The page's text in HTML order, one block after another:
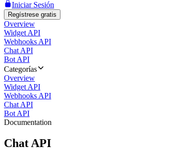
Iniciar Sesión
Regístrese gratis
Overview
Widget API
Webhooks API
Chat API
Bot API
Categorías
Overview
Widget API
Webhooks API
Chat API
Bot API
Documentation
Chat API